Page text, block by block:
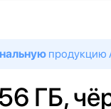
продукцию
ГБ,